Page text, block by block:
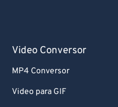
Video Conversor
MP4 Conversor
Video para GIF